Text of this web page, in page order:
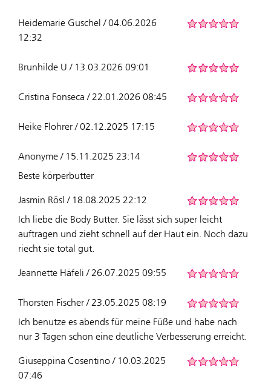
Heidemarie Guschel / 04.06.2026
12:32
Brunhilde U / 13.03.2026 09:01
Cristina Fonseca / 22.01.2026 08:45
Heike Flohrer / 02.12.2025 17:15
Anonyme / 15.11.2025 23:14
Beste körperbutter
Jasmin Rösl / 18.08.2025 22:12
Ich liebe die Body Butter. Sie lässt sich super leicht
auftragen und zieht schnell auf der Haut ein. Noch dazu
riecht sie total gut.
Jeannette Häfeli / 26.07.2025 09:55
Thorsten Fischer / 23.05.2025 08:19
Ich benutze es abends für meine Füße und habe nach
nur 3 Tagen schon eine deutliche Verbesserung erreicht.
Giuseppina Cosentino / 10.03.2025
07:46